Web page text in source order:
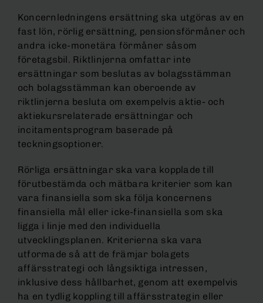
Koncernledningens ersättning ska utgöras av en
fast lön, rörlig ersättning, pensionsförmåner och
andra icke-monetära förmåner såsom
företagsbil. Riktlinjerna omfattar inte
ersättningar som beslutas av bolagsstämman
och bolagsstämman kan oberoende av
riktlinjerna besluta om exempelvis aktie- och
aktiekursrelaterade ersättningar och
incitamentsprogram baserade på
teckningsoptioner.
Rörliga ersättningar ska vara kopplade till
förutbestämda och mätbara kriterier som kan
vara finansiella som ska följa koncernens
finansiella mål eller icke-finansiella som ska
ligga i linje med den individuella
utvecklingsplanen. Kriterierna ska vara
utformade så att de främjar bolagets
affärsstrategi och långsiktiga intressen,
inklusive dess hållbarhet, genom att exempelvis
ha en tydlig koppling till affärsstrategin eller